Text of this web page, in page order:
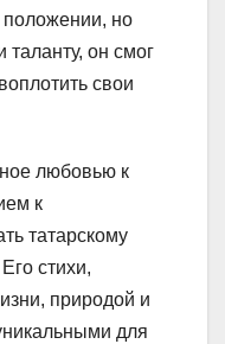
положении, но
таланту, он смог
свои
любовью к
к
татарскому
стихи,
природой и
для